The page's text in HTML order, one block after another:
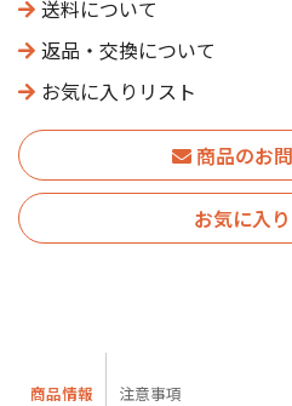
送料について
返品・交換について
お気に入りリスト
商品のお
お気に入
商品情報 注意事項